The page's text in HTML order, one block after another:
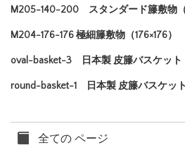
M205-140-200 スタンダード籐敷物（
M204-176-176 極細籐敷物（176×176）
oval-basket-3 日本製 皮籐バスケット
round-basket-1 日本製 皮籐バスケット
全ての ページ